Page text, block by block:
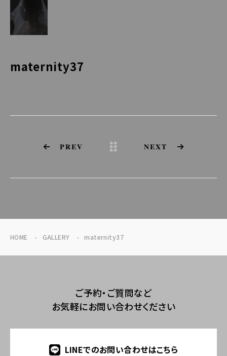
maternity37
PREV NEXT
HOME GALLERY maternity37
ご予約・ご質問など
お気軽にお問い合わせください
LINEでのお問い合わせはこちら